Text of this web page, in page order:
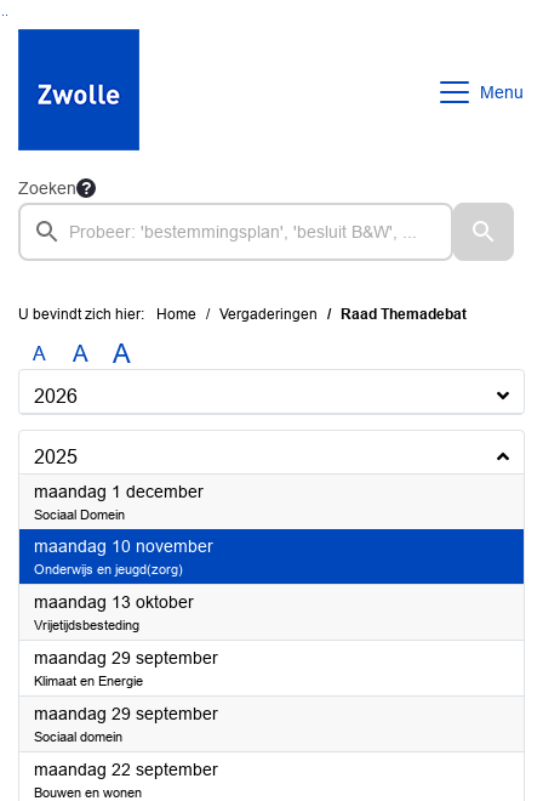
Ga naar de inhoud van deze pagina
Ga naar het zoeken
Ga naar het menu
Menu
Zoeken
U bevindt zich hier: Home Vergaderingen Raad Themadebat
A A A
2026
2025
maandag 1 december2025
Sociaal Domein
maandag 10 november2025
Onderwijs en jeugd(zorg)
maandag 13 oktober2025
Vrijetijdsbesteding
maandag 29 september2025
Klimaat en Energie
maandag 29 september2025
Sociaal domein
maandag 22 september2025
Bouwen en wonen